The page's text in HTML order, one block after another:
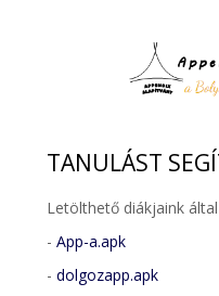
TANULÁST
Letölthető diákjaink
-App-a.apk
-dolgozapp.apk